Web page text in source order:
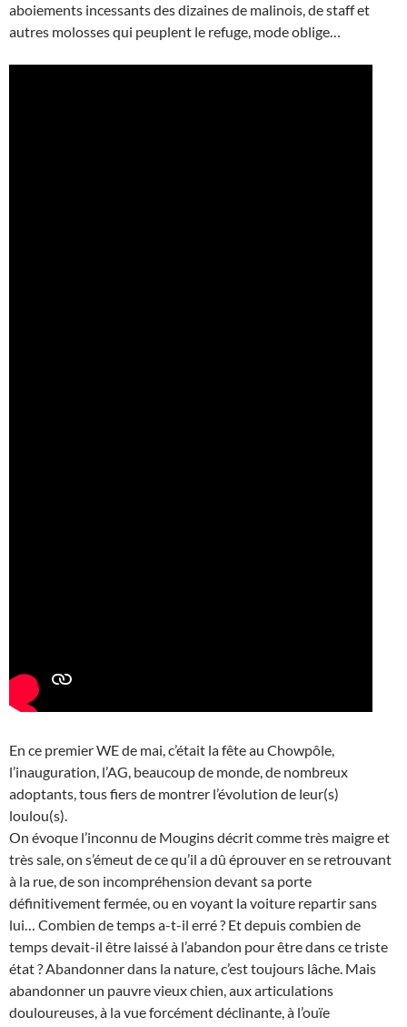
aboiements incessants des dizaines de malinois, de staff et
autres molosses qui peuplent le refuge, mode oblige…
En ce premier WE de mai, c’était la fête au Chowpôle,
l’inauguration, l’AG, beaucoup de monde, de nombreux
adoptants, tous fiers de montrer l’évolution de leur(s)
loulou(s).
On évoque l’inconnu de Mougins décrit comme très maigre et
très sale, on s’émeut de ce qu’il a dû éprouver en se retrouvant
à la rue, de son incompréhension devant sa porte
définitivement fermée, ou en voyant la voiture repartir sans
lui… Combien de temps a-t-il erré ? Et depuis combien de
temps devait-il être laissé à l’abandon pour être dans ce triste
état ? Abandonner dans la nature, c’est toujours lâche. Mais
abandonner un pauvre vieux chien, aux articulations
douloureuses, à la vue forcément déclinante, à l’ouïe